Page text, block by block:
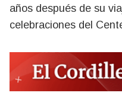
años después de su
celebraciones del